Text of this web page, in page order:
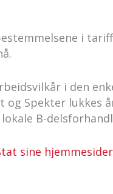
i
i den
og Spekter lukkes
B-
sine